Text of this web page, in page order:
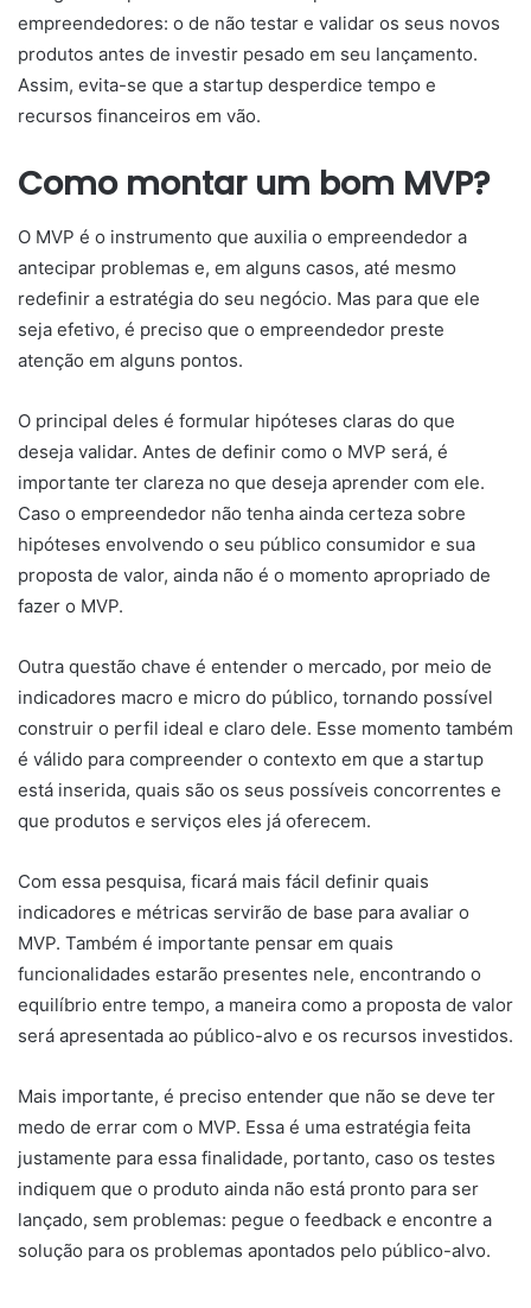
empreendedores: o de não testar e validar os seus novos
produtos antes de investir pesado em seu lançamento.
Assim, evita-se que a startup desperdice tempo e
recursos financeiros em vão.
Como montar um bom MVP?
O MVP é o instrumento que auxilia o empreendedor a
antecipar problemas e, em alguns casos, até mesmo
redefinir a estratégia do seu negócio. Mas para que ele
seja efetivo, é preciso que o empreendedor preste
atenção em alguns pontos.
O principal deles é formular hipóteses claras do que
deseja validar. Antes de definir como o MVP será, é
importante ter clareza no que deseja aprender com ele.
Caso o empreendedor não tenha ainda certeza sobre
hipóteses envolvendo o seu público consumidor e sua
proposta de valor, ainda não é o momento apropriado de
fazer o MVP.
Outra questão chave é entender o mercado, por meio de
indicadores macro e micro do público, tornando possível
construir o perfil ideal e claro dele. Esse momento também
é válido para compreender o contexto em que a startup
está inserida, quais são os seus possíveis concorrentes e
que produtos e serviços eles já oferecem.
Com essa pesquisa, ficará mais fácil definir quais
indicadores e métricas servirão de base para avaliar o
MVP. Também é importante pensar em quais
funcionalidades estarão presentes nele, encontrando o
equilíbrio entre tempo, a maneira como a proposta de valor
será apresentada ao público-alvo e os recursos investidos.
Mais importante, é preciso entender que não se deve ter
medo de errar com o MVP. Essa é uma estratégia feita
justamente para essa finalidade, portanto, caso os testes
indiquem que o produto ainda não está pronto para ser
lançado, sem problemas: pegue o feedback e encontre a
solução para os problemas apontados pelo público-alvo.